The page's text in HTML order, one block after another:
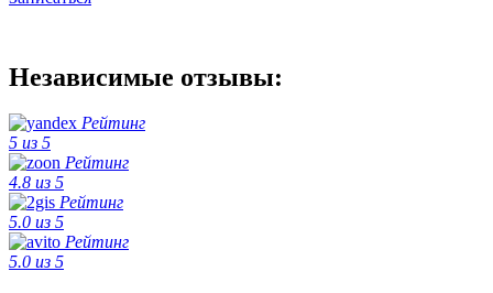
Независимые отзывы:
Рейтинг
5 из 5
Рейтинг
4.8 из 5
Рейтинг
5.0 из 5
Рейтинг
5.0 из 5